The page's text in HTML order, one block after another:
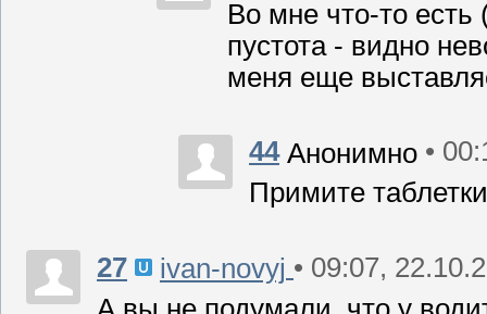
Во мне что-то
пустота - видно
меня еще
44 Анонимно •
Примите
27 ivan-novyj • 09:07,